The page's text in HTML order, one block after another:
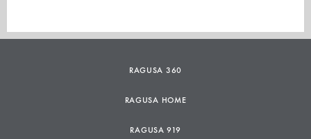
RAGUSA 360
RAGUSA HOME
RAGUSA 919